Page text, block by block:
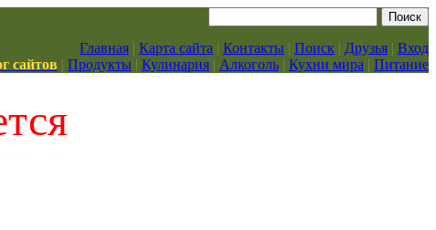
Главная | Карта сайта | Контакты | Поиск | Друзья | Вход
сайтов | Продукты | Кулинария | Алкоголь | Кухни мира | Питание